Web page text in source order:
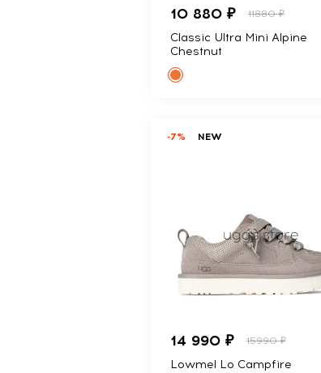
10 880 ₽ 11880 ₽
Classic Ultra Mini Alpine
Chestnut
-7% NEW
14 990 ₽ 15990 ₽
Lowmel Lo Campfire